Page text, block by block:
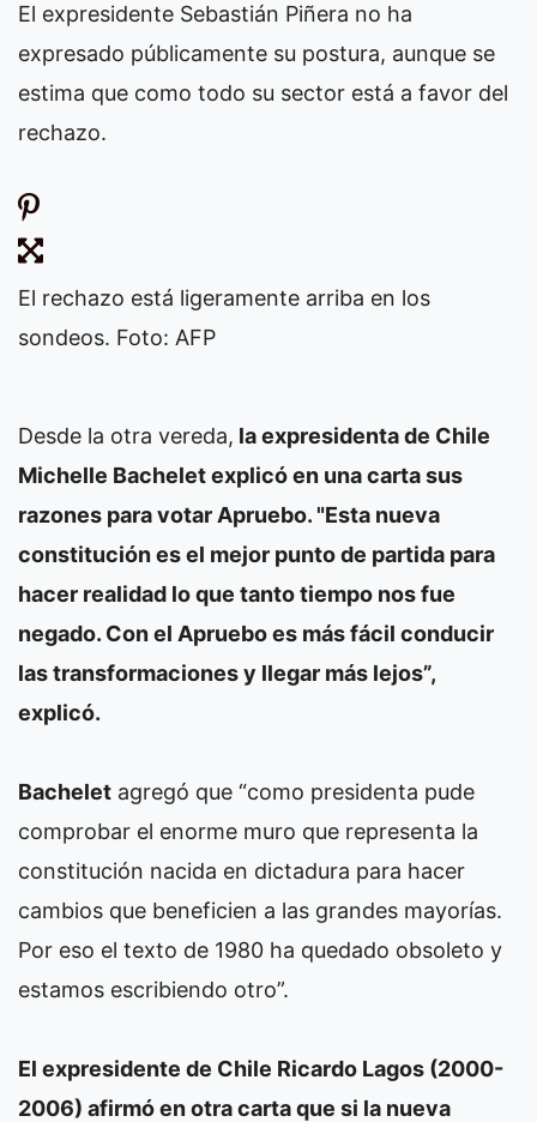
El expresidente Sebastián Piñera no ha
expresado públicamente su postura, aunque se
estima que como todo su sector está a favor del
rechazo.
El rechazo está ligeramente arriba en los
sondeos. Foto: AFP
Desde la otra vereda, la expresidenta de Chile
Michelle Bachelet explicó en una carta sus
razones para votar Apruebo. "Esta nueva
constitución es el mejor punto de partida para
hacer realidad lo que tanto tiempo nos fue
negado. Con el Apruebo es más fácil conducir
las transformaciones y llegar más lejos”,
explicó.
Bachelet agregó que “como presidenta pude
comprobar el enorme muro que representa la
constitución nacida en dictadura para hacer
cambios que beneficien a las grandes mayorías.
Por eso el texto de 1980 ha quedado obsoleto y
estamos escribiendo otro”.
El expresidente de Chile Ricardo Lagos (2000-
2006) afirmó en otra carta que si la nueva